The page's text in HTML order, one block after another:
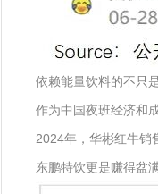
依赖能量饮料的不只
作为中国夜班经济和
2024年，华彬红牛销
东鹏特饮更是赚得盆